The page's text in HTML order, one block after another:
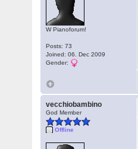
W Pianoforum!
Posts: 73
Joined: 06. Dec 2009
Gender:
vecchiobambino
God Member
Offline